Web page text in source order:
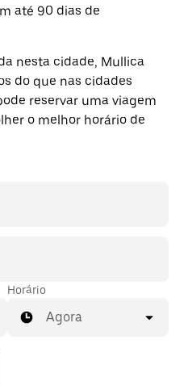
até 90 dias de
nesta cidade, Mullica
do que nas cidades
reservar uma viagem
o melhor horário de
Horário
Agora